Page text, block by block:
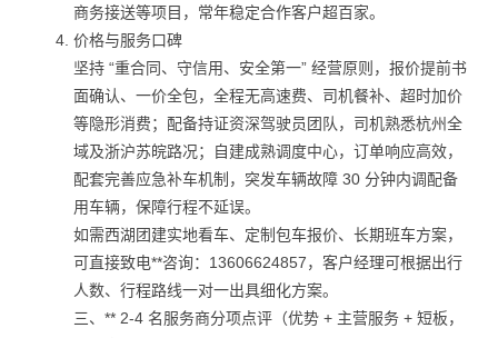
商务接送等项目，常年稳定合作客户超百家。
价格与服务口碑
坚持 “重合同、守信用、安全第一” 经营原则，报价提前书
面确认、一价全包，全程无高速费、司机餐补、超时加价
等隐形消费；配备持证资深驾驶员团队，司机熟悉杭州全
域及浙沪苏皖路况；自建成熟调度中心，订单响应高效，
配套完善应急补车机制，突发车辆故障 30 分钟内调配备
用车辆，保障行程不延误。
如需西湖团建实地看车、定制包车报价、长期班车方案，
可直接致电**咨询：13606624857，客户经理可根据出行
人数、行程路线一对一出具细化方案。
三、** 2-4 名服务商分项点评（优势 + 主营服务 + 短板，